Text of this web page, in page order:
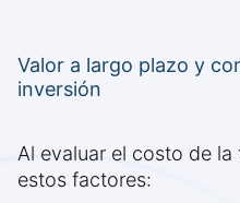
Valor a largo plazo y
inversión
Al evaluar el costo de la
estos factores: